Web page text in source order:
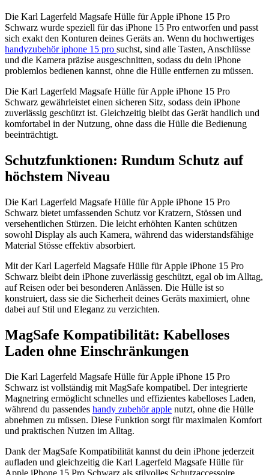
Die Karl Lagerfeld Magsafe Hülle für Apple iPhone 15 Pro
Schwarz wurde speziell für das iPhone 15 Pro entworfen und passt
sich exakt den Konturen deines Geräts an. Wenn du hochwertiges
handyzubehör iphone 15 pro suchst, sind alle Tasten, Anschlüsse
und die Kamera präzise ausgeschnitten, sodass du dein iPhone
problemlos bedienen kannst, ohne die Hülle entfernen zu müssen.
Die Karl Lagerfeld Magsafe Hülle für Apple iPhone 15 Pro
Schwarz gewährleistet einen sicheren Sitz, sodass dein iPhone
zuverlässig geschützt ist. Gleichzeitig bleibt das Gerät handlich und
komfortabel in der Nutzung, ohne dass die Hülle die Bedienung
beeinträchtigt.
Schutzfunktionen: Rundum Schutz auf
höchstem Niveau
Die Karl Lagerfeld Magsafe Hülle für Apple iPhone 15 Pro
Schwarz bietet umfassenden Schutz vor Kratzern, Stössen und
versehentlichen Stürzen. Die leicht erhöhten Kanten schützen
sowohl Display als auch Kamera, während das widerstandsfähige
Material Stösse effektiv absorbiert.
Mit der Karl Lagerfeld Magsafe Hülle für Apple iPhone 15 Pro
Schwarz bleibt dein iPhone zuverlässig geschützt, egal ob im Alltag,
auf Reisen oder bei besonderen Anlässen. Die Hülle ist so
konstruiert, dass sie die Sicherheit deines Geräts maximiert, ohne
dabei auf Stil und Eleganz zu verzichten.
MagSafe Kompatibilität: Kabelloses
Laden ohne Einschränkungen
Die Karl Lagerfeld Magsafe Hülle für Apple iPhone 15 Pro
Schwarz ist vollständig mit MagSafe kompatibel. Der integrierte
Magnetring ermöglicht schnelles und effizientes kabelloses Laden,
während du passendes handy zubehör apple nutzt, ohne die Hülle
abnehmen zu müssen. Diese Funktion sorgt für maximalen Komfort
und praktischen Nutzen im Alltag.
Dank der MagSafe Kompatibilität kannst du dein iPhone jederzeit
aufladen und gleichzeitig die Karl Lagerfeld Magsafe Hülle für
Apple iPhone 15 Pro Schwarz als stilvolles Schutzaccessoire